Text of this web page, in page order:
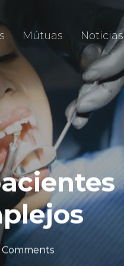
Mútuas Noticias
Comments